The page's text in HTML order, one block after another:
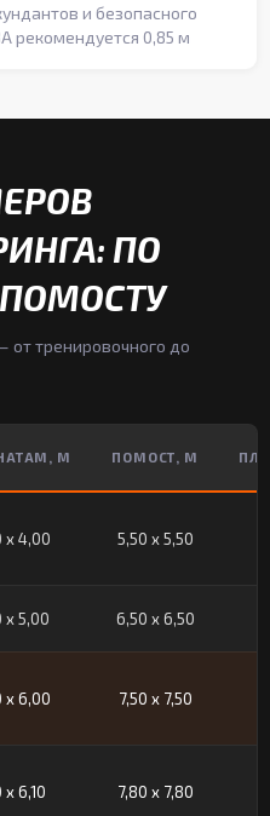
и безопасного
рекомендуется 0,85 м
ПО
тренировочного до
М ПОМОСТ, М
x 4,00 5,50 x 5,50
x 5,00 6,50 x 6,50
x 6,00 7,50 x 7,50
x 6,10 7,80 x 7,80